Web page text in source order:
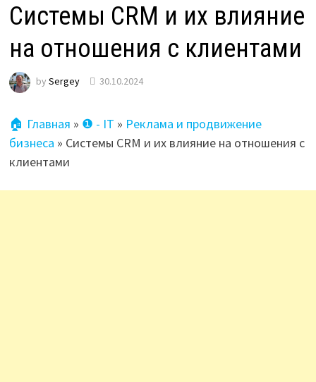
Системы CRM и их влияние
на отношения с клиентами
by Sergey 30.10.2024
🏠 Главная » ❶ - IT » Реклама и продвижение
бизнеса » Системы CRM и их влияние на отношения с
клиентами